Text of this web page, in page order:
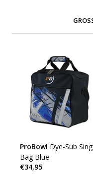
ProBowl Dye-Sub
Bag Blue
€34,95